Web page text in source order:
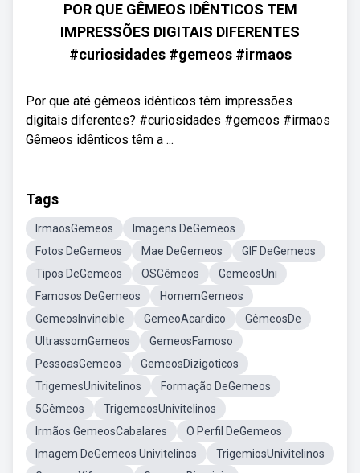
POR QUE GÊMEOS IDÊNTICOS TEM
IMPRESSÕES DIGITAIS DIFERENTES
#curiosidades #gemeos #irmaos
Por que até gêmeos idênticos têm impressões
digitais diferentes? #curiosidades #gemeos #irmaos
Gêmeos idênticos têm a ...
Tags
IrmaosGemeos
Imagens DeGemeos
Fotos DeGemeos
Mae DeGemeos
GIF DeGemeos
Tipos DeGemeos
OSGêmeos
GemeosUni
Famosos DeGemeos
HomemGemeos
GemeosInvincible
GemeoAcardico
GêmeosDe
UltrassomGemeos
GemeosFamoso
PessoasGemeos
GemeosDizigoticos
TrigemesUnivitelinos
Formação DeGemeos
5Gêmeos
TrigemeosUnivitelinos
Irmãos GemeosCabalares
O Perfil DeGemeos
Imagem DeGemeos Univitelinos
TrigemiosUnivitelinos